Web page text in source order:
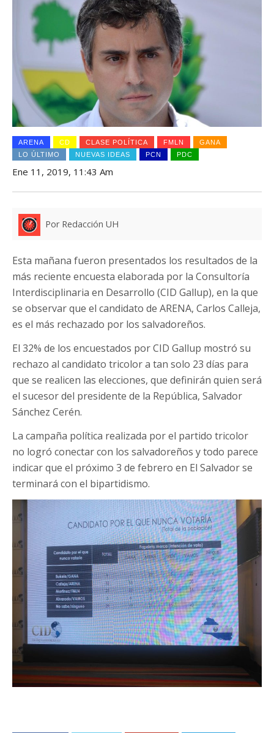
ARENA CD CLASE POLÍTICA FMLN
GANA
LO ÚLTIMO
NUEVAS IDEAS PCN PDC
Ene 11, 2019, 11:43 Am
Por Redacción UH
Esta mañana fueron presentados los resultados de la
más reciente encuesta elaborada por la Consultoría
Interdisciplinaria en Desarrollo (CID Gallup), en la que
se observar que el candidato de ARENA, Carlos Calleja,
es el más rechazado por los salvadoreños.
El 32% de los encuestados por CID Gallup mostró su
rechazo al candidato tricolor a tan solo 23 días para
que se realicen las elecciones, que definirán quien será
el sucesor del presidente de la República, Salvador
Sánchez Cerén.
La campaña política realizada por el partido tricolor
no logró conectar con los salvadoreños y todo parece
indicar que el próximo 3 de febrero en El Salvador se
terminará con el bipartidismo.